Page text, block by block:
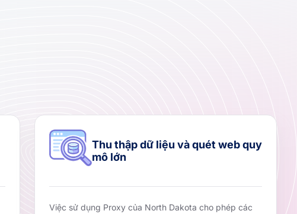
Thu thập dữ liệu và quét web quy
mô lớn
Việc sử dụng Proxy của North Dakota cho phép các